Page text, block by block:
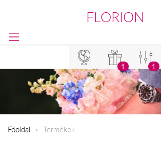
FLORION
1 1
Főoldal Termékek